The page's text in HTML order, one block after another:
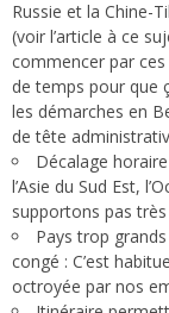
Russie et la Chine-
(voir l’article à ce
commencer par ces
de temps pour que
les démarches en
de tête
Décalage
l’Asie du Sud Est,
supportons pas
Pays trop
congé : C’est
octroyée par nos